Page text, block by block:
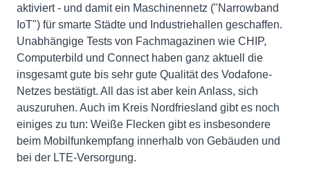
aktiviert - und damit ein Maschinennetz ("Narrowband
IoT") für smarte Städte und Industriehallen geschaffen.
Unabhängige Tests von Fachmagazinen wie CHIP,
Computerbild und Connect haben ganz aktuell die
insgesamt gute bis sehr gute Qualität des Vodafone-
Netzes bestätigt. All das ist aber kein Anlass, sich
auszuruhen. Auch im Kreis Nordfriesland gibt es noch
einiges zu tun: Weiße Flecken gibt es insbesondere
beim Mobilfunkempfang innerhalb von Gebäuden und
bei der LTE-Versorgung.